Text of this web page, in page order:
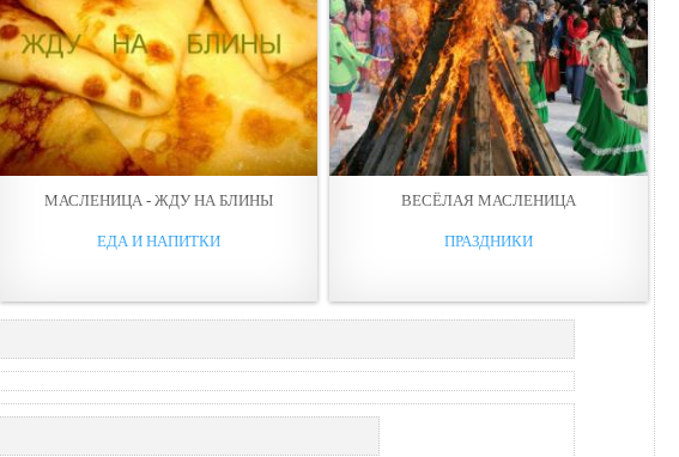
МАСЛЕНИЦА - ЖДУ НА БЛИНЫ
ЕДА И НАПИТКИ
ВЕСЁЛАЯ МАСЛЕНИЦА
ПРАЗДНИКИ